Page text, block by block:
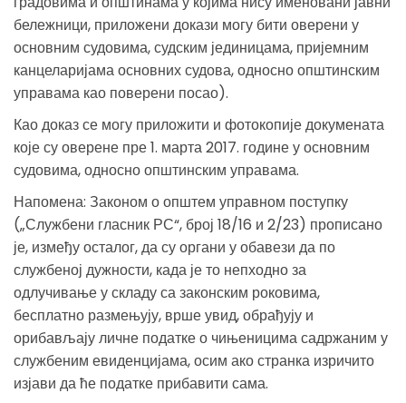
бележници, приложени докази могу бити оверени у
основним судовима, судским јединицама, пријемним
канцеларијама основних судова, односно општинским
управама као поверени посао).
Као доказ се могу приложити и фотокопије докумената
које су оверене пре 1. марта 2017. године у основним
судовима, односно општинским управама.
Напомена: Законом о општем управном поступку
(„Службени гласник РС“, број 18/16 и 2/23) прописано
је, између осталог, да су органи у обавези да по
службеној дужности, када је то непходно за
одлучивање у складу са законским роковима,
бесплатно размењују, врше увид, обрађују и
орибављају личне податке о чињеницима садржаним у
службеним евиденцијама, осим ако странка изричито
изјави да ће податке прибавити сама.